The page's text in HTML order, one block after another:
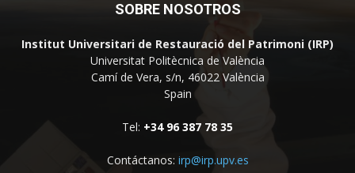
SOBRE NOSOTROS
Institut Universitari de Restauració del Patrimoni (IRP)
Universitat Politècnica de València
Camí de Vera, s/n, 46022 València
Spain
Tel: +34 96 387 78 35
Contáctanos: irp@irp.upv.es